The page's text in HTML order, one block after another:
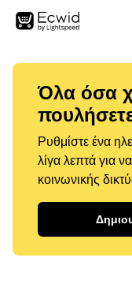
Όλα όσα
Ρυθμίστε ένα
λίγα λεπτά για
κοινωνικής